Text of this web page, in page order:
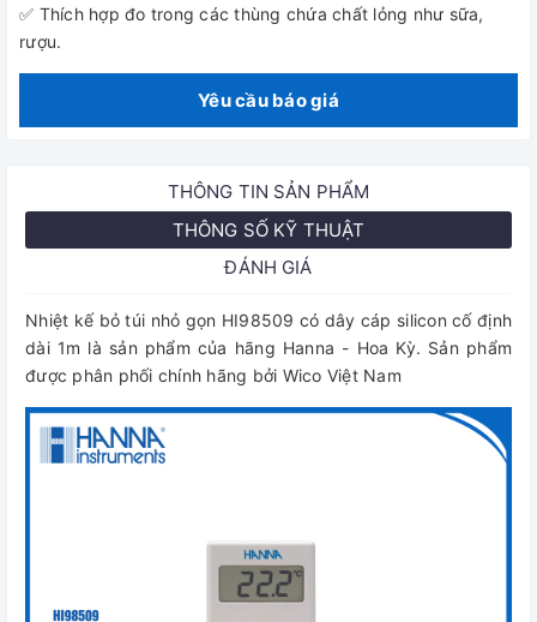
✅ Thích hợp đo trong các thùng chứa chất lỏng như sữa,
rượu.
Yêu cầu báo giá
THÔNG TIN SẢN PHẨM
THÔNG SỐ KỸ THUẬT
ĐÁNH GIÁ
Nhiệt kế bỏ túi nhỏ gọn HI98509 có dây cáp silicon cố định
dài 1m là sản phẩm của hãng Hanna - Hoa Kỳ. Sản phẩm
được phân phối chính hãng bởi Wico Việt Nam